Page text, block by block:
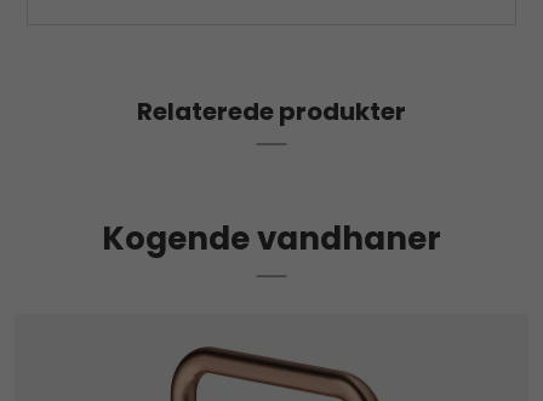
Relaterede produkter
Kogende vandhaner